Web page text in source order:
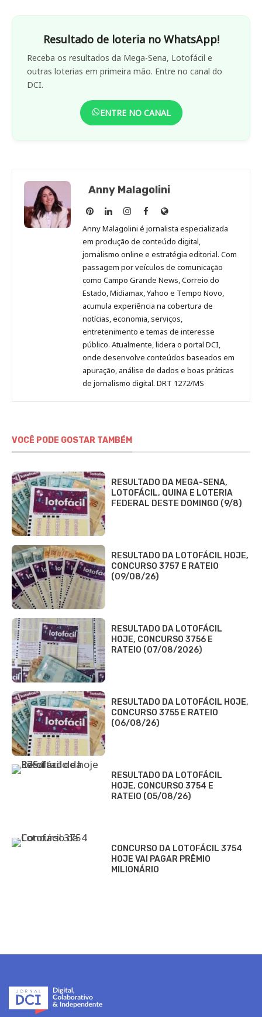
Resultado de loteria no WhatsApp!
Receba os resultados da Mega-Sena, Lotofácil e
outras loterias em primeira mão. Entre no canal do
DCI.
ENTRE NO CANAL
Anny Malagolini
Anny
Malagolini
no
Pinterest
Anny
Malagolini
no
LinkedIn
Anny
Malagolini
no
Instagram
Anny
Malagolini
no
Facebook
Site
de
Anny
Malagolini
Anny Malagolini é jornalista especializada
em produção de conteúdo digital,
jornalismo online e estratégia editorial. Com
passagem por veículos de comunicação
como Campo Grande News, Correio do
Estado, Midiamax, Yahoo e Tempo Novo,
acumula experiência na cobertura de
notícias, economia, serviços,
entretenimento e temas de interesse
público. Atualmente, lidera o portal DCI,
onde desenvolve conteúdos baseados em
apuração, análise de dados e boas práticas
de jornalismo digital. DRT 1272/MS
VOCÊ PODE GOSTAR TAMBÉM
RESULTADO DA MEGA-SENA,
LOTOFÁCIL, QUINA E LOTERIA
FEDERAL DESTE DOMINGO (9/8)
RESULTADO DA LOTOFÁCIL HOJE,
CONCURSO 3757 E RATEIO
(09/08/26)
RESULTADO DA LOTOFÁCIL
HOJE, CONCURSO 3756 E
RATEIO (07/08/2026)
RESULTADO DA LOTOFÁCIL HOJE,
CONCURSO 3755 E RATEIO
(06/08/26)
RESULTADO DA LOTOFÁCIL
HOJE, CONCURSO 3754 E
RATEIO (05/08/26)
CONCURSO DA LOTOFÁCIL 3754
HOJE VAI PAGAR PRÊMIO
MILIONÁRIO